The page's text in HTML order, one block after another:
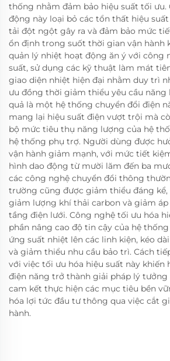
thống nhằm đảm bảo hiệu suất tối ưu.
động này loại bỏ các tổn thất hiệu
tải đột ngột gây ra và đảm bảo mức
ổn định trong suốt thời gian vận hành
quản lý nhiệt hoạt động ăn ý với công
suất, sử dụng các kỹ thuật làm mát
giao diện nhiệt hiện đại nhằm duy trì
ưu đồng thời giảm thiểu yêu cầu
quả là một hệ thống chuyển đổi điện
mang lại hiệu suất điện vượt trội mà
bộ mức tiêu thụ năng lượng của hệ
hệ thống phụ trợ. Người dùng được
vận hành giảm mạnh, với mức tiết
hình dao động từ mười lăm đến ba
các công nghệ chuyển đổi thông
trường cũng được giảm thiểu đáng
giảm lượng khí thải carbon và giảm áp
tầng điện lưới. Công nghệ tối ưu hóa
phần nâng cao độ tin cậy của hệ
ứng suất nhiệt lên các linh kiện, kéo
và giảm thiểu nhu cầu bảo trì. Cách
với việc tối ưu hóa hiệu suất này khiến
điện năng trở thành giải pháp lý tưởng
cam kết thực hiện các mục tiêu bền
hóa lợi tức đầu tư thông qua việc cắt
hành.